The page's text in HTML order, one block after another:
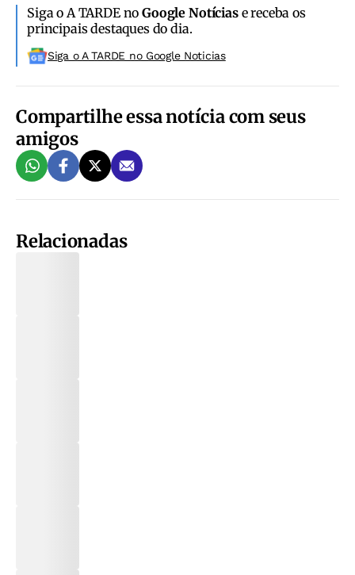
Siga o A TARDE noGoogle Notíciase receba os
principais destaques do dia.
Siga o A TARDE no Google Noticias
Compartilhe essa notícia com seus
amigos
Relacionadas